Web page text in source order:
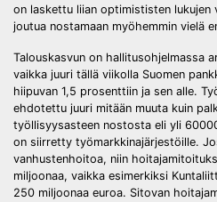
on laskettu liian optimististen lukujen
joutua nostamaan myöhemmin vielä
Talouskasvun on hallitusohjelmassa
vaikka juuri tällä viikolla Suomen
hiipuvan 1,5 prosenttiin ja sen alle.
ehdotettu juuri mitään muuta kuin
työllisyysasteen nostosta eli yli
on siirretty työmarkkinajärjestöille.
vanhustenhoitoa, niin
miljoonaa, vaikka esimerkiksi
250 miljoonaa euroa. Sitovan